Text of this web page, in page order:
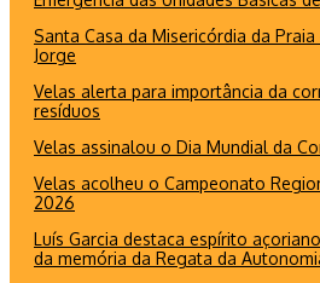
Santa Casa da Misericórdia da
Jorge
Velas alerta para importância da
resíduos
Velas assinalou o Dia Mundial da
Velas acolheu o Campeonato
2026
Luís Garcia destaca espírito
da memória da Regata da